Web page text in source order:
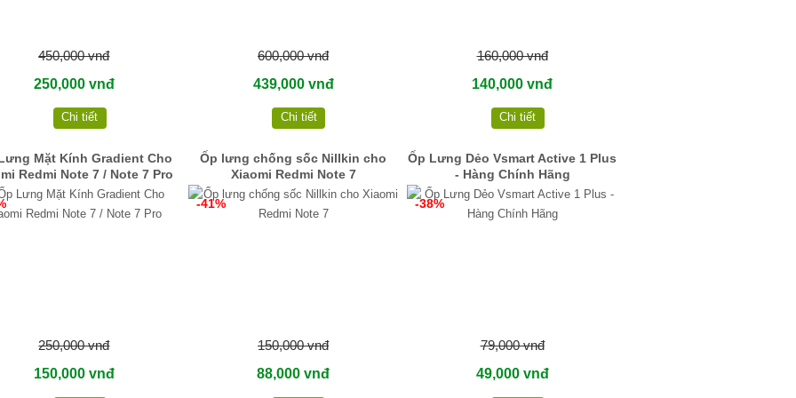
450,000 vnđ
250,000 vnđ
Chi tiết
600,000 vnđ
439,000 vnđ
Chi tiết
160,000 vnđ
140,000 vnđ
Chi tiết
Mặt Kính Gradient Cho
Redmi Note 7 / Note 7 Pro
250,000 vnđ
150,000 vnđ
Ốp lưng chống sốc Nillkin cho
Xiaomi Redmi Note 7
-41%
150,000 vnđ
88,000 vnđ
Ốp Lưng Dẻo Vsmart Active 1 Plus
- Hàng Chính Hãng
-38%
79,000 vnđ
49,000 vnđ